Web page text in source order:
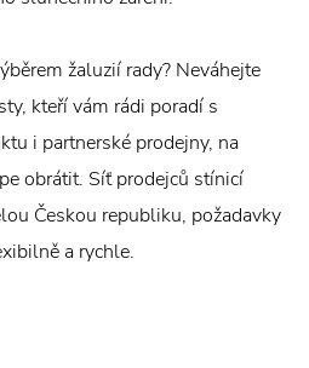
žaluzií rady? Neváhejte
kteří vám rádi poradí s
i partnerské prodejny, na
obrátit. Síť prodejců stínicí
Českou republiku, požadavky
a rychle.